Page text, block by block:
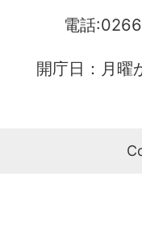
電話
開庁日：月曜